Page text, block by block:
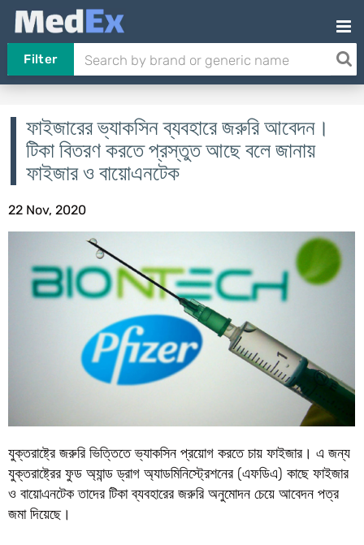
Filter
ফাইজারের ভ্যাকসিন ব্যবহারে জরুরি আবেদন।
টিকা বিতরণ করতে প্রস্তুত আছে বলে জানায়
ফাইজার ও বায়োএনটেক
22 Nov, 2020
যুক্তরাষ্ট্রে জরুরি ভিত্তিতে ভ্যাকসিন প্রয়োগ করতে চায় ফাইজার। এ জন্য
যুক্তরাষ্ট্রের ফুড অ্যান্ড ড্রাগ অ্যাডমিনিস্ট্রেশনের (এফডিএ) কাছে ফাইজার
ও বায়োএনটেক তাদের টিকা ব্যবহারের জরুরি অনুমোদন চেয়ে আবেদন পত্র
জমা দিয়েছে।